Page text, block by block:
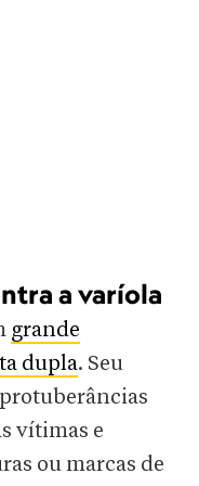
a varíola
grande
dupla. Seu
vítimas e
ou marcas de